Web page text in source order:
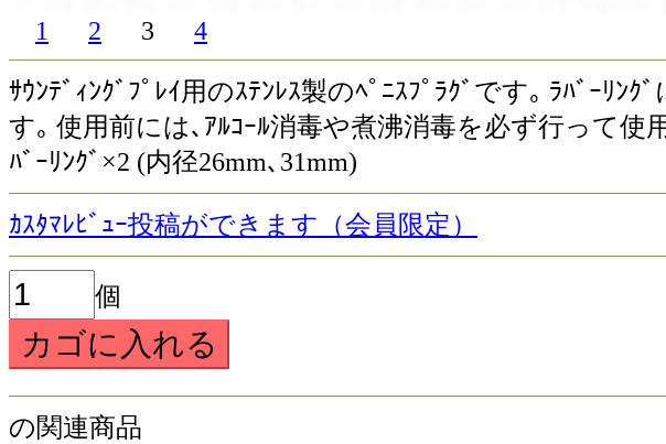
1 2 3 4
ｻｳﾝﾃﾞｨﾝｸﾞﾌﾟﾚｲ用のｽﾃﾝﾚｽ製のﾍﾟﾆｽﾌﾟﾗｸﾞです｡ ﾗﾊﾞｰﾘ
す｡ 使用前には､ｱﾙｺｰﾙ消毒や煮沸消毒を必ず行って使
ﾊﾞｰﾘﾝｸﾞ×2 (内径26mm､31mm)
ｶｽﾀﾏﾚﾋﾞｭｰ投稿ができます（会員限定）
個
の関連商品